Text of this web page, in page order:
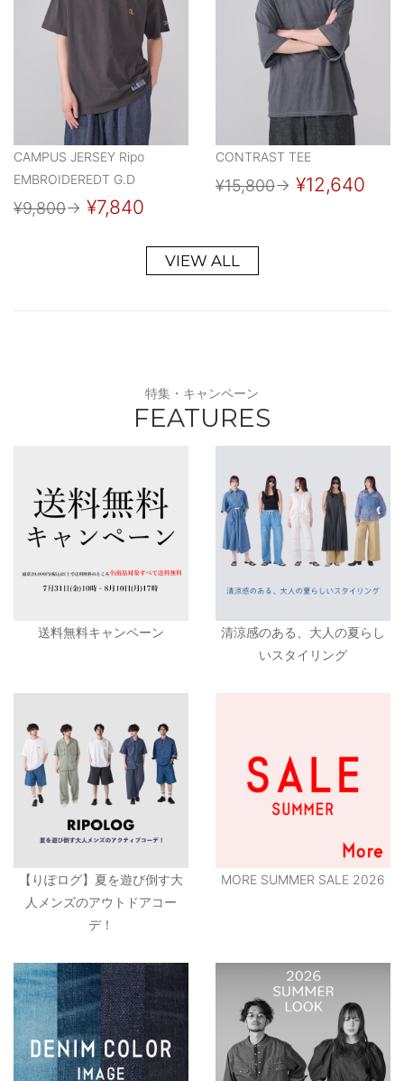
CAMPUS JERSEY Ripo
EMBROIDEREDT G.D
¥9,800→ ¥7,840
CONTRAST TEE
¥15,800→ ¥12,640
VIEW ALL
特集・キャンペーン
FEATURES
送料無料キャンペーン
清涼感のある、大人の夏らし
いスタイリング
【りぽログ】夏を遊び倒す大
人メンズのアウトドアコー
デ！
MORE SUMMER SALE 2026